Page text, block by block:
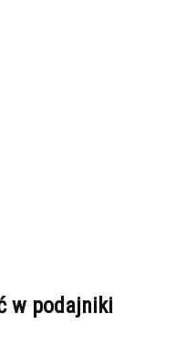
w podajniki